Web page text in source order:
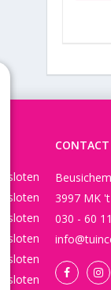
Gesloten
Gesloten
Gesloten
Gesloten
Gesloten
Gesloten
CONTACT
3997 MK
030 - 60